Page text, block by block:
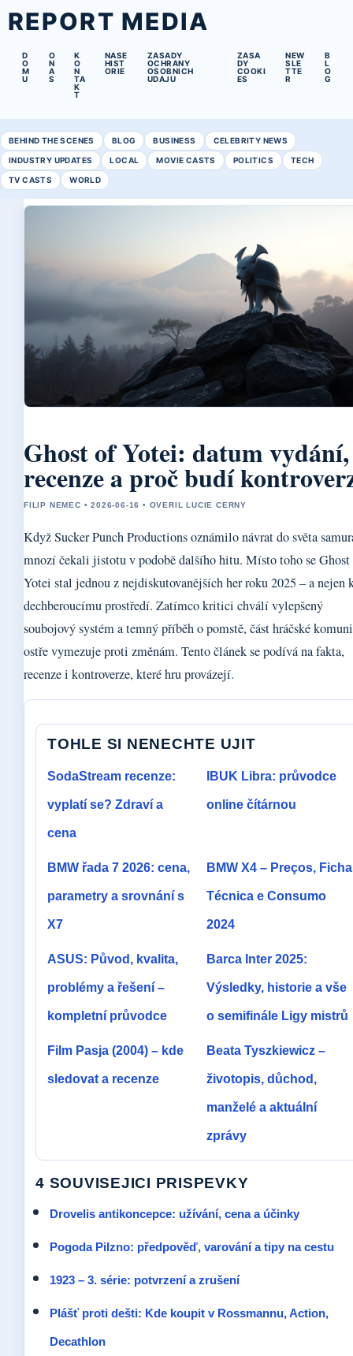
REPORT MEDIA
D
O
M
U
O
N
A
S
K
O
N
TA
K
T
NASE
HIST
ORIE
ZASADY
OCHRANY
OSOBNICH
UDAJU
ZASA
DY
COOKI
ES
NEW
SLE
TTE
R
B
L
O
G
BEHIND THE SCENES BLOG BUSINESS CELEBRITY NEWS
INDUSTRY UPDATES LOCAL MOVIE CASTS POLITICS TECH
TV CASTS WORLD
Ghost of Yotei: datum vydání,
recenze a proč budí
FILIP NEMEC • 2026-06-16 • OVERIL LUCIE CERNY
Když Sucker Punch Productions oznámilo návrat do světa
mnozí čekali jistotu v podobě dalšího hitu. Místo toho se
Yotei stal jednou z nejdiskutovanějších her roku 2025 – a nejen
dechberoucímu prostředí. Zatímco kritici chválí vylepšený
soubojový systém a temný příběh o pomstě, část hráčské
ostře vymezuje proti změnám. Tento článek se podívá na fakta,
recenze i kontroverze, které hru provázejí.
TOHLE SI NENECHTE UJIT
SodaStream recenze:
vyplatí se? Zdraví a
cena
IBUK Libra: průvodce
online čítárnou
BMW řada 7 2026: cena,
parametry a srovnání s
X7
BMW X4 – Preços, Ficha
Técnica e Consumo
2024
ASUS: Původ, kvalita,
problémy a řešení –
kompletní průvodce
Barca Inter 2025:
Výsledky, historie a vše
o semifinále Ligy mistrů
Film Pasja (2004) – kde
sledovat a recenze
Beata Tyszkiewicz –
životopis, důchod,
manželé a aktuální
zprávy
4 SOUVISEJICI PRISPEVKY
Drovelis antikoncepce: užívání, cena a účinky
Pogoda Pilzno: předpověď, varování a tipy na cestu
1923 – 3. série: potvrzení a zrušení
Plášť proti dešti: Kde koupit v Rossmannu, Action,
Decathlon